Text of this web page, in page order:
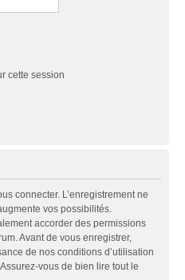
cette session
connecter. L’enregistrement ne
vos possibilités.
accorder des permissions
Avant de vous enregistrer,
de nos conditions d’utilisation
vous de bien lire tout le